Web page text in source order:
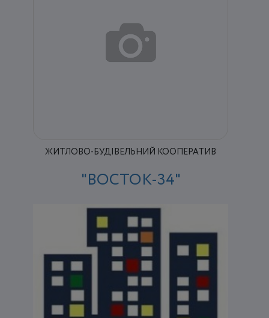
ЖИТЛОВО-БУДІВЕЛЬНИЙ КООПЕРАТИВ
"ВОСТОК-34"